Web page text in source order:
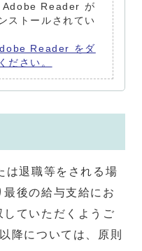
Adobe Reader が
ストールされてい
Reader をダ
ださい。
は退職等をされる場
後の給与支給にお
ていただくようご
降については、原則